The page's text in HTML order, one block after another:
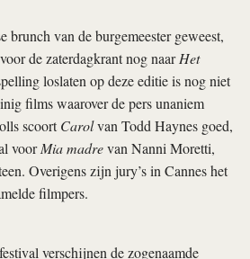
brunch van de burgemeester geweest,
de zaterdagkrant nog naarHet
loslaten op deze editie is nog niet
films waarover de pers unaniem
scoortCarolvan Todd Haynes goed,
voorMia madrevan Nanni Moretti,
Overigens zijn jury’s in Cannes het
filmpers.
verschijnen de zogenaamde